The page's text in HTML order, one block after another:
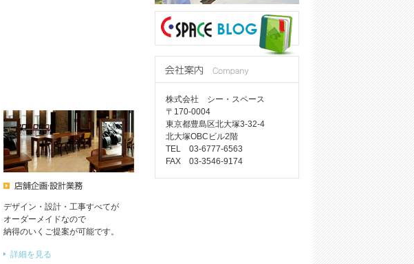
デザイン・設計・工事すべてが
オーダーメイドなので
納得のいくご提案が可能です。
詳細を見る
株式会社 シー・スペース
〒170-0004
東京都豊島区北大塚3-32-4
北大塚OBCビル2階
TEL 03-6777-6563
FAX 03-3546-9174